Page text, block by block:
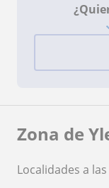
Zona de
Localidades a